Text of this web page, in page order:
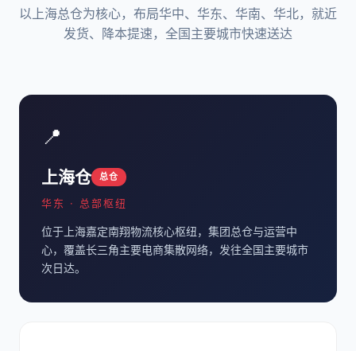
以上海总仓为核心，布局华中、华东、华南、华北，就近
发货、降本提速，全国主要城市快速送达
📍
上海仓 总仓
华东 · 总部枢纽
位于上海嘉定南翔物流核心枢纽，集团总仓与运营中
心，覆盖长三角主要电商集散网络，发往全国主要城市
次日达。